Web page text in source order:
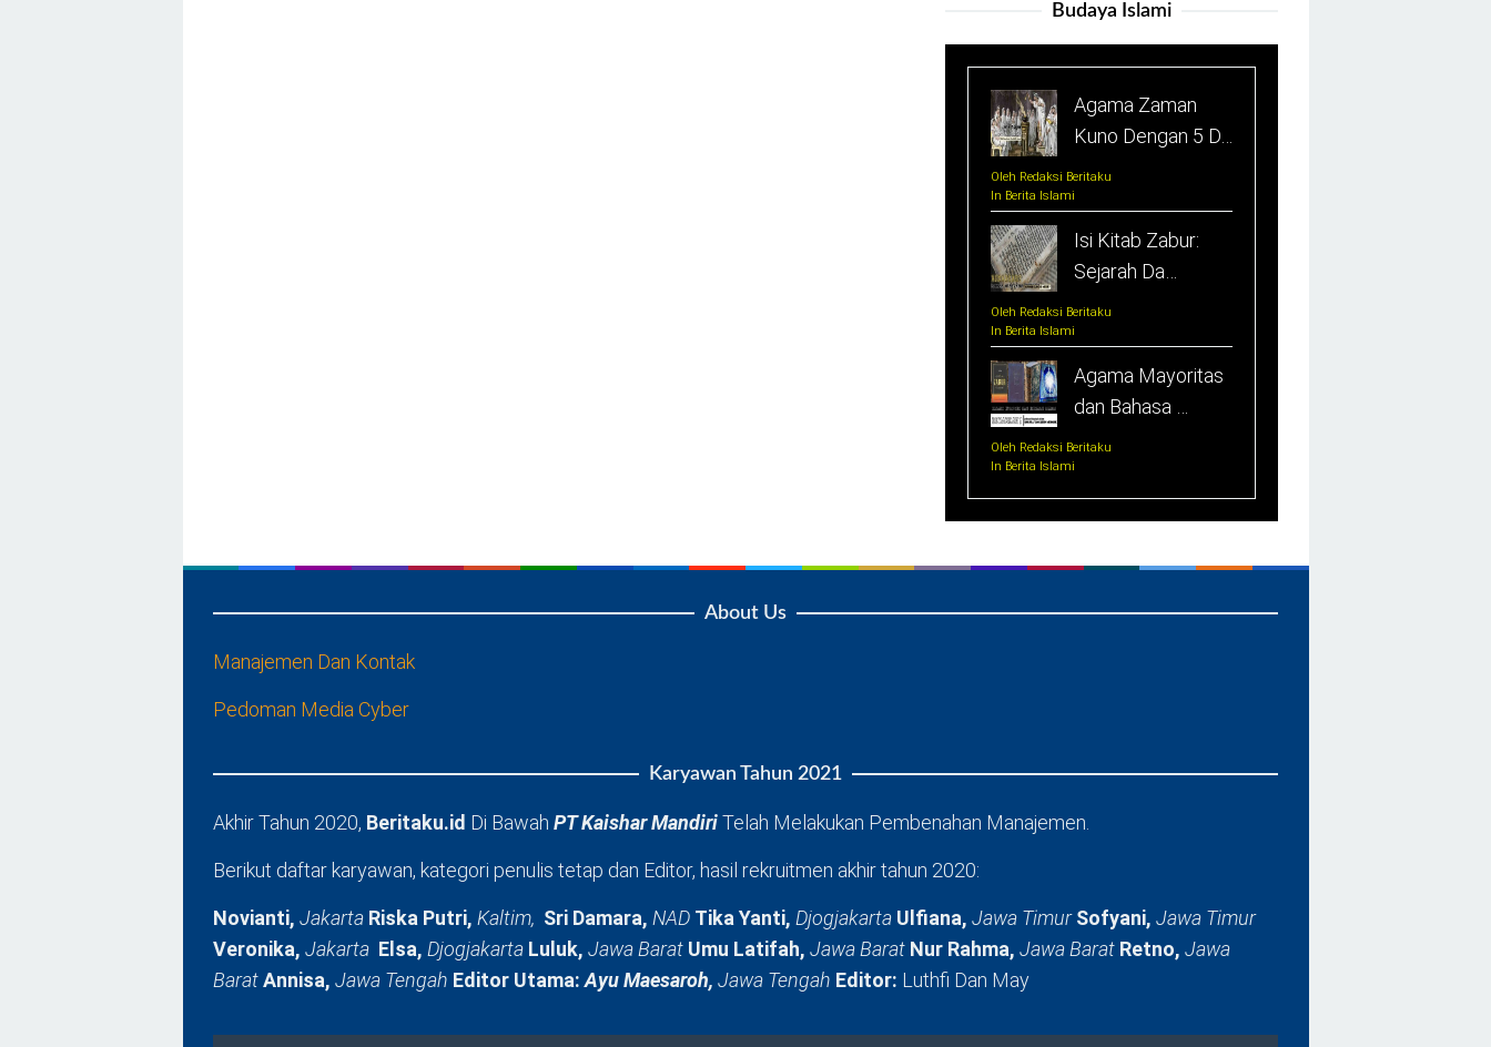
Budaya Islami
Agama Zaman
Kuno Dengan 5 D…
Oleh Redaksi Beritaku
In Berita Islami
Isi Kitab Zabur:
Sejarah Da…
Oleh Redaksi Beritaku
In Berita Islami
Agama Mayoritas
dan Bahasa …
Oleh Redaksi Beritaku
In Berita Islami
About Us
Manajemen Dan Kontak
Pedoman Media Cyber
Karyawan Tahun 2021
Akhir Tahun 2020, Beritaku.id Di Bawah PT Kaishar MandiriTelah Melakukan Pembenahan Manajemen.
Berikut daftar karyawan, kategori penulis tetap dan Editor, hasil rekruitmen akhir tahun 2020:
Novianti, Jakarta Riska Putri, Kaltim, Sri Damara, NAD Tika Yanti, Djogjakarta Ulfiana, Jawa TimurSofyani, Jawa Timur
Veronika, Jakarta Elsa, Djogjakarta Luluk, Jawa Barat Umu Latifah, Jawa Barat Nur Rahma, Jawa Barat Retno, Jawa
BaratAnnisa, Jawa Tengah Editor Utama:Ayu Maesaroh, Jawa Tengah Editor: Luthfi Dan May